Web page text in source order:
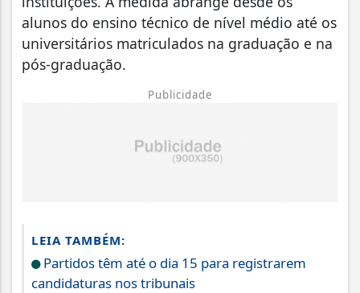
alunos do ensino técnico de nível médio até os
universitários matriculados na graduação e na
pós-graduação.
Publicidade
LEIA TAMBÉM:
Partidos têm até o dia 15 para registrarem
candidaturas nos tribunais